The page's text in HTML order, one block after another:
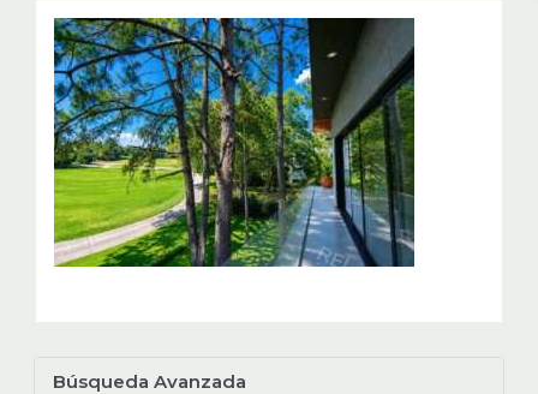
Búsqueda Avanzada